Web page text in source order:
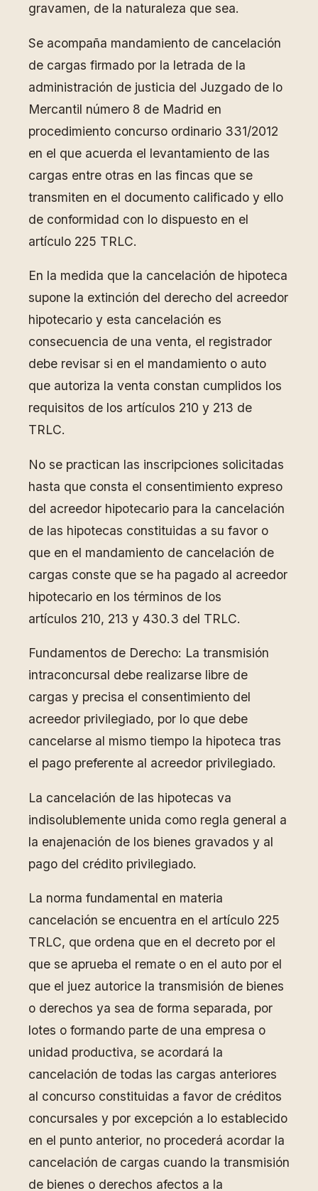
gravamen, de la naturaleza que sea.
Se acompaña mandamiento de cancelación
de cargas firmado por la letrada de la
administración de justicia del Juzgado de lo
Mercantil número 8 de Madrid en
procedimiento concurso ordinario 331/2012
en el que acuerda el levantamiento de las
cargas entre otras en las fincas que se
transmiten en el documento calificado y ello
de conformidad con lo dispuesto en el
artículo 225 TRLC.
En la medida que la cancelación de hipoteca
supone la extinción del derecho del acreedor
hipotecario y esta cancelación es
consecuencia de una venta, el registrador
debe revisar si en el mandamiento o auto
que autoriza la venta constan cumplidos los
requisitos de los artículos 210 y 213 de
TRLC.
No se practican las inscripciones solicitadas
hasta que consta el consentimiento expreso
del acreedor hipotecario para la cancelación
de las hipotecas constituidas a su favor o
que en el mandamiento de cancelación de
cargas conste que se ha pagado al acreedor
hipotecario en los términos de los
artículos 210, 213 y 430.3 del TRLC.
Fundamentos de Derecho: La transmisión
intraconcursal debe realizarse libre de
cargas y precisa el consentimiento del
acreedor privilegiado, por lo que debe
cancelarse al mismo tiempo la hipoteca tras
el pago preferente al acreedor privilegiado.
La cancelación de las hipotecas va
indisolublemente unida como regla general a
la enajenación de los bienes gravados y al
pago del crédito privilegiado.
La norma fundamental en materia
cancelación se encuentra en el artículo 225
TRLC, que ordena que en el decreto por el
que se aprueba el remate o en el auto por el
que el juez autorice la transmisión de bienes
o derechos ya sea de forma separada, por
lotes o formando parte de una empresa o
unidad productiva, se acordará la
cancelación de todas las cargas anteriores
al concurso constituidas a favor de créditos
concursales y por excepción a lo establecido
en el punto anterior, no procederá acordar la
cancelación de cargas cuando la transmisión
de bienes o derechos afectos a la